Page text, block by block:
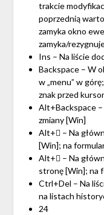
trakcie
poprzednią
zamyka okno
zamyka/
Ins – Na liście
Backspace – W
w „menu” w
znak przed
Alt+Backspace
zmiany [Win]
Alt+ – Na
[Win]; na
Alt+ – Na
stronę [Win]; na
Ctrl+Del – Na
na listach
24